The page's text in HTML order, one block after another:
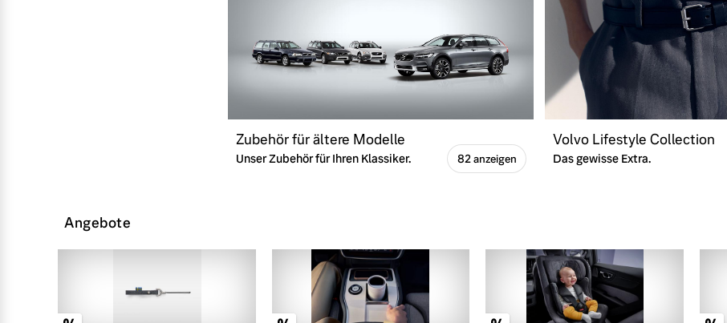
Zubehör für ältere Modelle
Unser Zubehör für Ihren Klassiker. 82 anzeigen
Volvo Lifestyle Collection
Das gewisse Extra.
Angebote